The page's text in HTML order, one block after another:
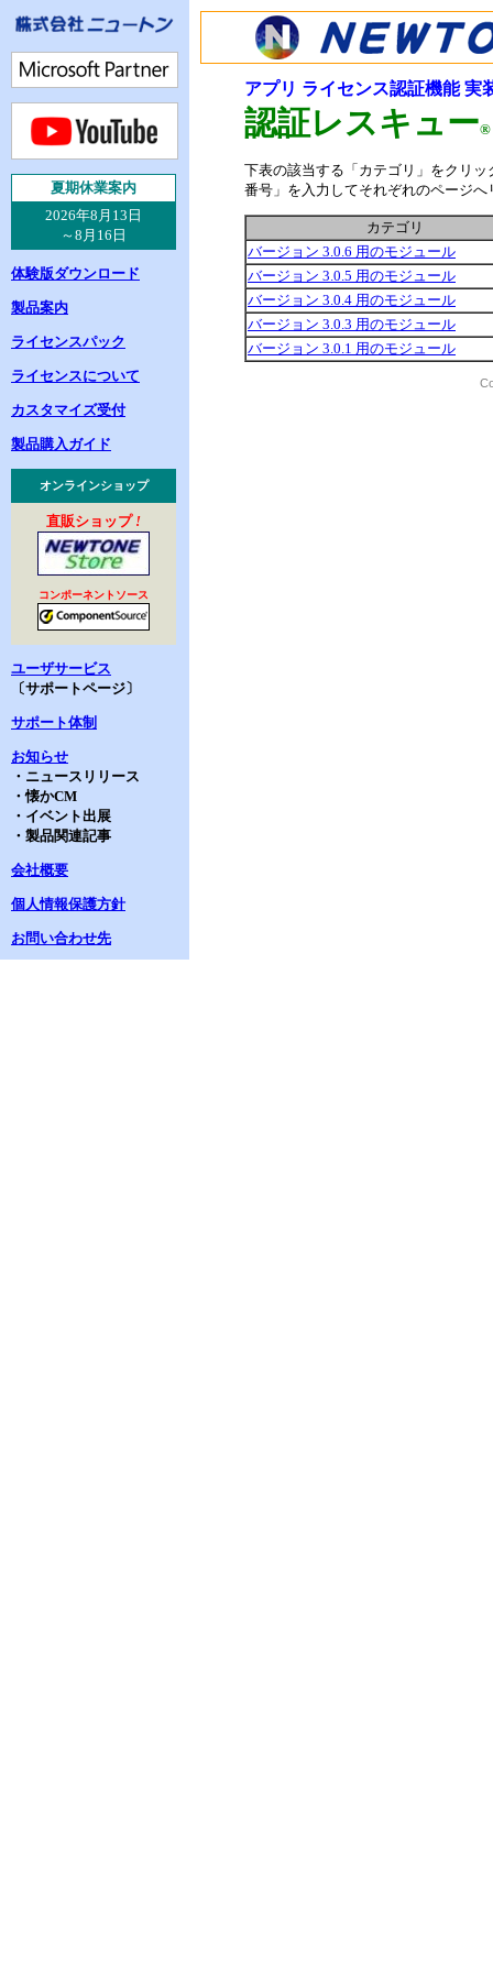
夏期休業案内
2026年8月13日
～8月16日
体験版ダウンロード
製品案内
ライセンスパック
ライセンスについて
カスタマイズ受付
製品購入ガイド
オンラインショップ
直販ショップ!
コンポーネントソース
ユーザサービス
〔サポートページ〕
サポート体制
お知らせ
・ニュースリリース
・懐かCM
・イベント出展
・製品関連記事
会社概要
個人情報保護方針
お問い合わせ先
アプリ ライセンス認証機能 実
認証レスキュー®
下表の該当する「カテゴリ」をクリ
番号」を入力してそれぞれのページへ
カテゴリ
バージョン 3.0.6 用のモジュール
バージョン 3.0.5 用のモジュール
バージョン 3.0.4 用のモジュール
バージョン 3.0.3 用のモジュール
バージョン 3.0.1 用のモジュール